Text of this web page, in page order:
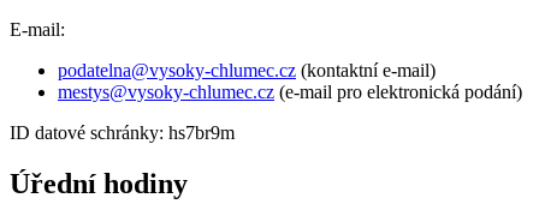
E-mail:
podatelna@vysoky-chlumec.cz (kontaktní e-mail)
mestys@vysoky-chlumec.cz (e-mail pro elektronická podání)
ID datové schránky: hs7br9m
Úřední hodiny